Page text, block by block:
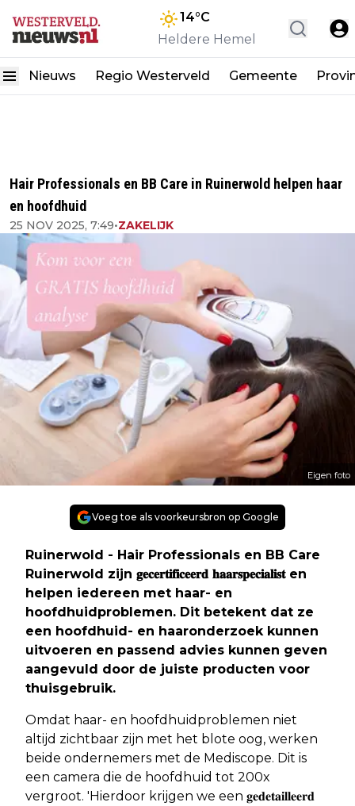
14°C
Heldere Hemel
Nieuws Regio Westerveld Gemeente
Hair Professionals en BB Care in Ruinerwold helpen haar
en hoofdhuid
25 NOV 2025, 7:49•ZAKELIJK
Eigen foto
Voeg toe als voorkeursbron op Google
Ruinerwold - Hair Professionals en BB Care
Ruinerwold zijn 𝐠𝐞𝐜𝐞𝐫𝐭𝐢𝐟𝐢𝐜𝐞𝐞𝐫𝐝 𝐡𝐚𝐚𝐫𝐬𝐩𝐞𝐜𝐢𝐚𝐥𝐢𝐬𝐭 en
helpen iedereen met haar- en
hoofdhuidproblemen. Dit betekent dat ze
een hoofdhuid- en haaronderzoek kunnen
uitvoeren en passend advies kunnen geven
aangevuld door de juiste producten voor
thuisgebruik.
Omdat haar- en hoofdhuidproblemen niet
altijd zichtbaar zijn met het blote oog, werken
beide ondernemers met de Mediscope. Dit is
een camera die de hoofdhuid tot 200x
vergroot. 'Hierdoor krijgen we een 𝐠𝐞𝐝𝐞𝐭𝐚𝐢𝐥𝐥𝐞𝐞𝐫𝐝